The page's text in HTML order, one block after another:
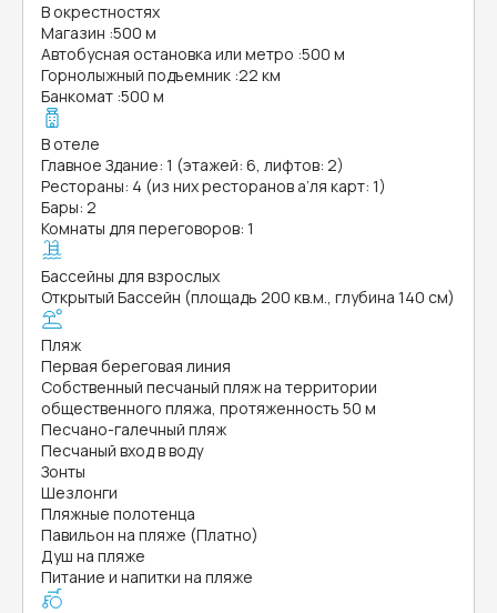
В окрестностях
Магазин :500 м
Автобусная остановка или метро :500 м
Горнолыжный подъемник :22 км
Банкомат :500 м
В отеле
Главное Здание: 1 (этажей: 6, лифтов: 2)
Рестораны: 4 (из них ресторанов а’ля карт: 1)
Бары: 2
Комнаты для переговоров: 1
Бассейны для взрослых
Открытый Бассейн (площадь 200 кв.м., глубина 140 см)
Пляж
Первая береговая линия
Собственный песчаный пляж на территории
общественного пляжа, протяженность 50 м
Песчано-галечный пляж
Песчаный вход в воду
Зонты
Шезлонги
Пляжные полотенца
Павильон на пляже (Платно)
Душ на пляже
Питание и напитки на пляже